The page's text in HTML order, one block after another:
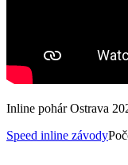
Inline pohár Ostrava
Speed inline závody